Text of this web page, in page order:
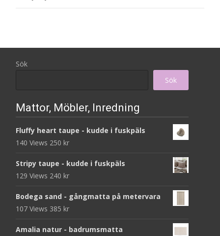
Sök
Sök
Mattor, Möbler, Inredning
Fluffy heart taupe - kudde i fuskpäls
140 Views 250 kr
Stripy taupe - kudde i fuskpäls
129 Views 240 kr
Bodega sand - gångmatta på metervara
107 Views 385 kr
Amalia natur - badrumsmatta